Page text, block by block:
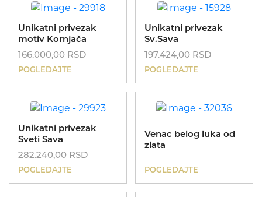
Unikatni privezak
motiv Kornjača
166.000,00 RSD
POGLEDAJTE
Unikatni privezak
Sv.Sava
197.424,00 RSD
POGLEDAJTE
Unikatni privezak
Sveti Sava
282.240,00 RSD
POGLEDAJTE
Venac belog luka od
zlata
POGLEDAJTE